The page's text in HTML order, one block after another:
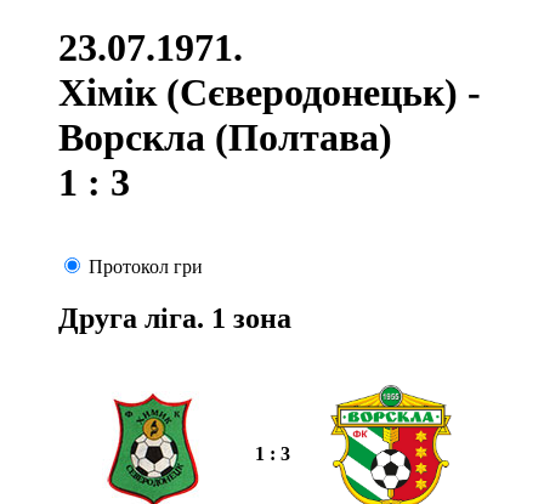
23.07.1971.
Хімік (Сєверодонецьк) -
Ворскла (Полтава)
1 : 3
Протокол гри
Друга ліга. 1 зона
1 : 3